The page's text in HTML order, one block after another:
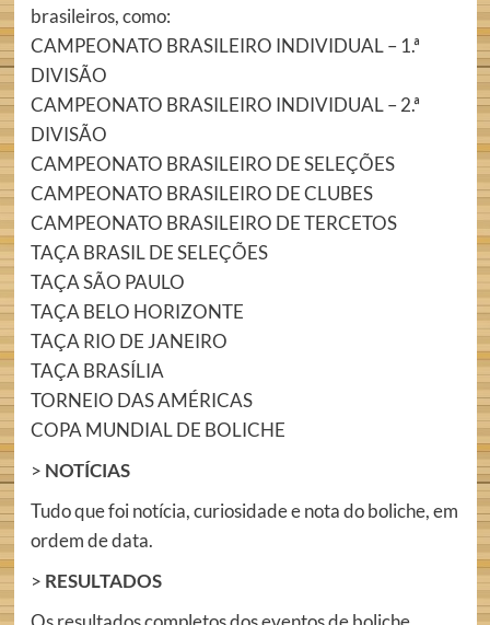
brasileiros, como:
CAMPEONATO BRASILEIRO INDIVIDUAL – 1.ª
DIVISÃO
CAMPEONATO BRASILEIRO INDIVIDUAL – 2.ª
DIVISÃO
CAMPEONATO BRASILEIRO DE SELEÇÕES
CAMPEONATO BRASILEIRO DE CLUBES
CAMPEONATO BRASILEIRO DE TERCETOS
TAÇA BRASIL DE SELEÇÕES
TAÇA SÃO PAULO
TAÇA BELO HORIZONTE
TAÇA RIO DE JANEIRO
TAÇA BRASÍLIA
TORNEIO DAS AMÉRICAS
COPA MUNDIAL DE BOLICHE
> NOTÍCIAS
Tudo que foi notícia, curiosidade e nota do boliche, em
ordem de data.
> RESULTADOS